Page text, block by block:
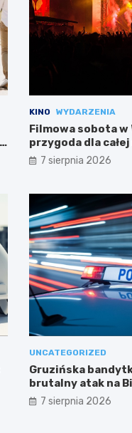
KINO WYDARZENIA
Filmowa sobota w
przygoda dla
7 sierpnia 2026
UNCATEGORIZED
Gruzińska
brutalny atak na
zakończony
7 sierpnia 2026